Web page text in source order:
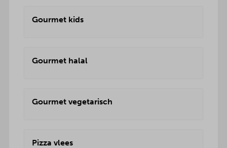
Gourmet kids
Gourmet halal
Gourmet vegetarisch
Pizza vlees